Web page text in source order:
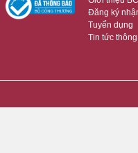
Đăng ký
Tuyển dụng
Tin tức